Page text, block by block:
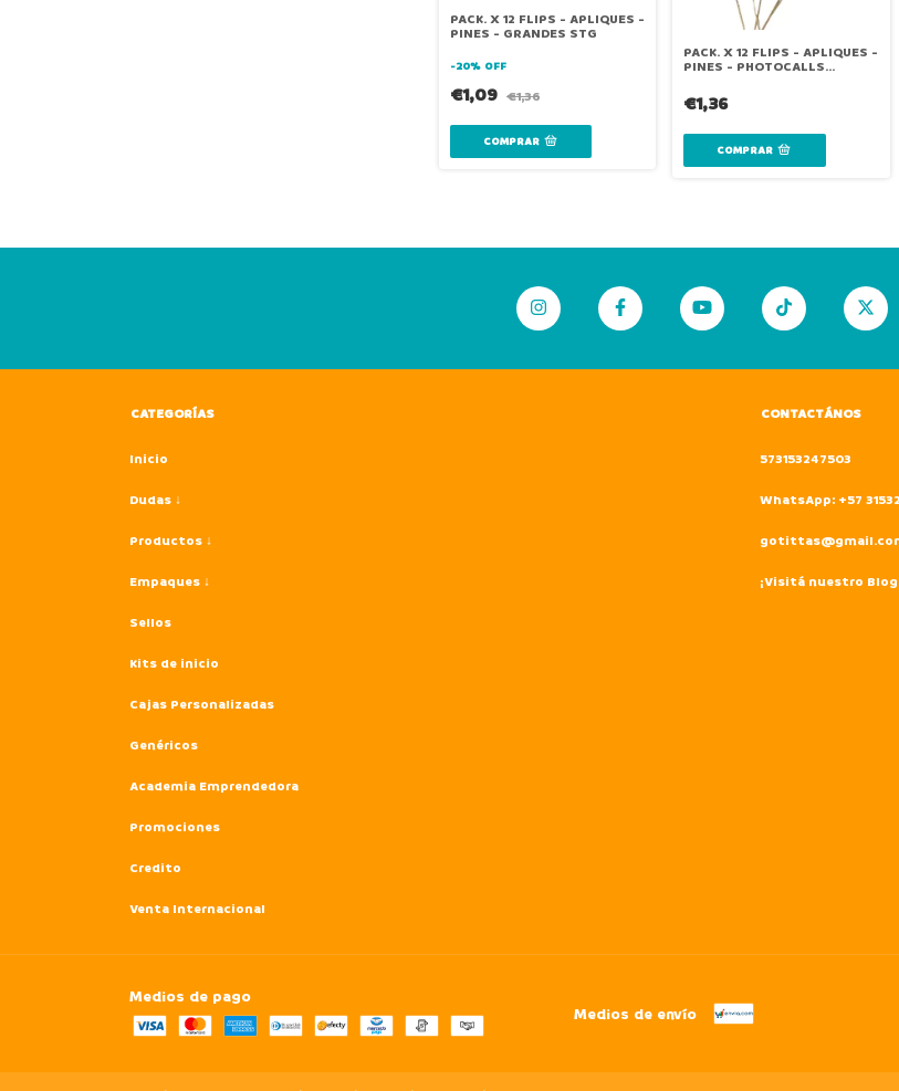
PACK. X 12 FLIPS - APLIQUES -
PINES - GRANDES STG
-20% OFF
€1,09 €1,36
PACK. X 12 FLIPS - APLIQUES -
PINES - PHOTOCALLS
€1,36
CATEGORÍAS
Inicio
Dudas ↓
Productos ↓
Empaques ↓
Sellos
Kits de inicio
Cajas Personalizadas
Genéricos
Academia Emprendedora
Promociones
Credito
Venta Internacional
CONTACTÁNOS
573153247503
WhatsApp: +57
¡Visitá nuestro
Medios de pago
Medios de envío